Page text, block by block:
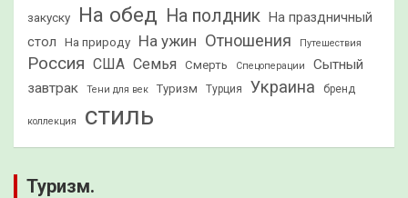
закуску На обед На полдник На праздничный
стол
На природу На ужин Отношения Путешествия
Россия США Семья Смерть Спецоперации
Сытный
завтрак
Тени для век Туризм Турция Украина бренд
коллекция стиль
Туризм.